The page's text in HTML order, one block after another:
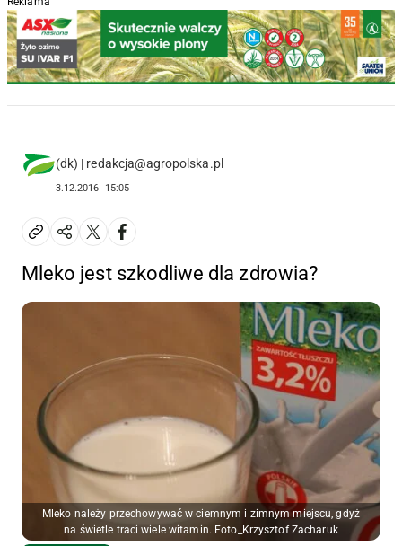
(dk) | redakcja@agropolska.pl
3.12.2016 15:05
Mleko jest szkodliwe dla zdrowia?
Mleko należy przechowywać w ciemnym i zimnym miejscu, gdyż
na świetle traci wiele witamin. Foto_Krzysztof Zacharuk